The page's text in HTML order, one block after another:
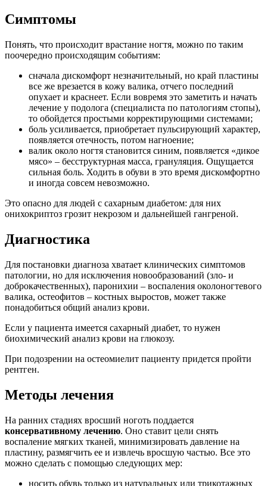
Симптомы
Понять, что происходит врастание ногтя, можно по таким
поочередно происходящим событиям:
сначала дискомфорт незначительный, но край пластины
все же врезается в кожу валика, отчего последний
опухает и краснеет. Если вовремя это заметить и начать
лечение у подолога (специалиста по патологиям стопы),
то обойдется простыми корректирующими системами;
боль усиливается, приобретает пульсирующий характер,
появляется отечность, потом нагноение;
валик около ногтя становится синим, появляется «дикое
мясо» – бесструктурная масса, грануляция. Ощущается
сильная боль. Ходить в обуви в это время дискомфортно
и иногда совсем невозможно.
Это опасно для людей с сахарным диабетом: для них
онихокриптоз грозит некрозом и дальнейшей гангреной.
Диагностика
Для постановки диагноза хватает клинических симптомов
патологии, но для исключения новообразований (зло- и
доброкачественных), паронихии – воспаления околоногтевого
валика, остеофитов – костных выростов, может также
понадобиться общий анализ крови.
Если у пациента имеется сахарный диабет, то нужен
биохимический анализ крови на глюкозу.
При подозрении на остеомиелит пациенту придется пройти
рентген.
Методы лечения
На ранних стадиях вросший ноготь поддается
консервативному лечению. Оно ставит цели снять
воспаление мягких тканей, минимизировать давление на
пластину, размягчить ее и извлечь вросшую частью. Все это
можно сделать с помощью следующих мер:
носить обувь только из натуральных или трикотажных